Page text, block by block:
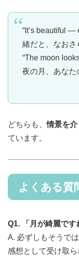
“It’s beautiful —
緒だと、なおさ
“The moon
夜の月、あなた
どちらも、情景を
ています。
よくある質
Q1. 「月が綺麗です
A. 必ずしもそうで
感想として受け取ら